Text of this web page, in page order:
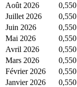
Août 2026
0,550
Juillet 2026
0,550
Juin 2026
0,550
Mai 2026
0,550
Avril 2026
0,550
Mars 2026
0,550
Février 2026
0,550
Janvier 2026
0,550